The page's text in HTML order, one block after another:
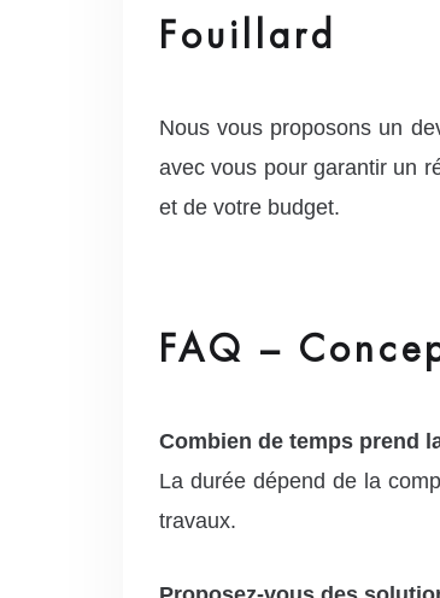
Fouillard
Nous vous proposons un
avec vous pour garantir un
et de votre budget.
FAQ –
Combien de temps prend
La durée dépend de la
travaux.